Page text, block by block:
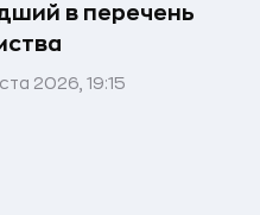
в перечень
2026, 19:15